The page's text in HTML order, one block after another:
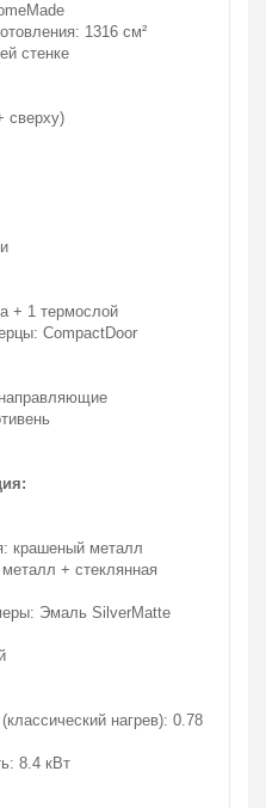
1316 см²
стенке
сверху)
+ 1 термослой
CompactDoor
крашеный металл
+ стеклянная
Эмаль SilverMatte
нагрев): 0.78
8.4 кВт